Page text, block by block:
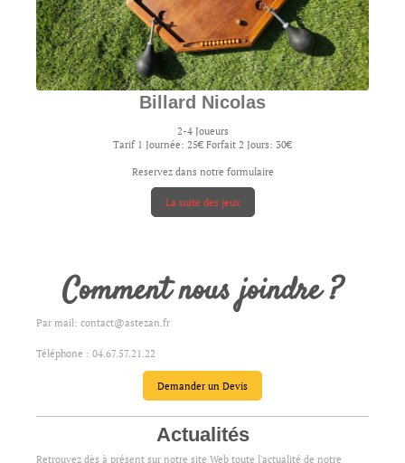
Billard Nicolas
2-4 Joueurs
Tarif 1 Journée: 25€ Forfait 2 Jours: 30€
Reservez dans notre formulaire
La suite des jeux
Comment nous joindre ?
Par mail: contact@astezan.fr
Téléphone : 04.67.57.21.22
Demander un Devis
Actualités
Retrouvez dès à présent sur notre site Web toute l'actualité de notre